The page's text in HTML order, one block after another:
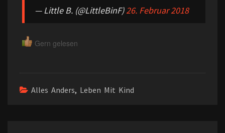
— Little B. (@LittleBinF)26. Februar 2018
Gern gelesen
Alles Anders, Leben Mit Kind